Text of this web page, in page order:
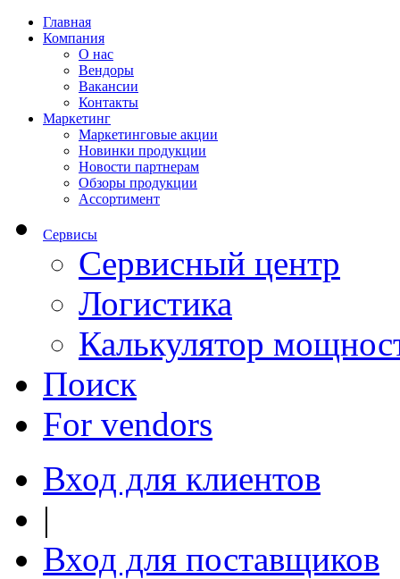
Главная
Компания
О нас
Вендоры
Вакансии
Контакты
Маркетинг
Маркетинговые акции
Новинки продукции
Новости партнерам
Обзоры продукции
Ассортимент
Сервисы
Сервисный центр
Логистика
Калькулятор
Поиск
For vendors
Вход для клиентов
|
Вход для поставщиков